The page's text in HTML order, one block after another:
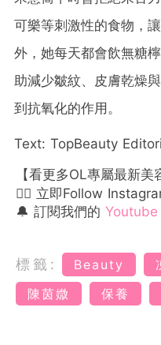
可樂等刺激性的食物，
外，她每天都會飲無糖
助減少皺紋、皮膚乾燥
到抗氧化的作用。
Text: TopBeauty
【看更多OL專屬最新美
👉🏻 立即Follow
🔔 訂閱我們的
標籤: Beauty
陳茵媺
保養